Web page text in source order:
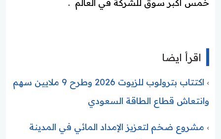
خمس أكبر سوق للشركة في العالم .
اقرأ ايضا
اكتتاب بترولوب للزيوت 2026 وطرح 9 ملايين سهم
وانتعاش قطاع الطاقة السعودي
مشروع ضخم لتعزيز الإمداد المائي في المدينة